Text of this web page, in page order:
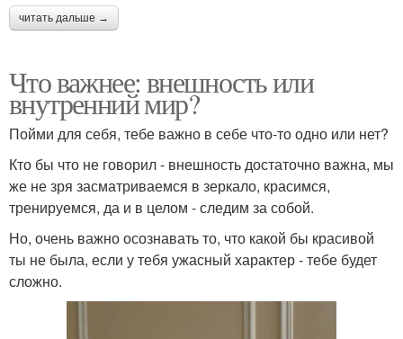
читать дальше →
Что важнее: внешность или
внутренний мир?
Пойми для себя, тебе важно в себе что-то одно или нет?
Кто бы что не говорил - внешность достаточно важна, мы
же не зря засматриваемся в зеркало, красимся,
тренируемся, да и в целом - следим за собой.
Но, очень важно осознавать то, что какой бы красивой
ты не была, если у тебя ужасный характер - тебе будет
сложно.